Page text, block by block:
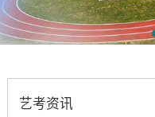
艺考资讯